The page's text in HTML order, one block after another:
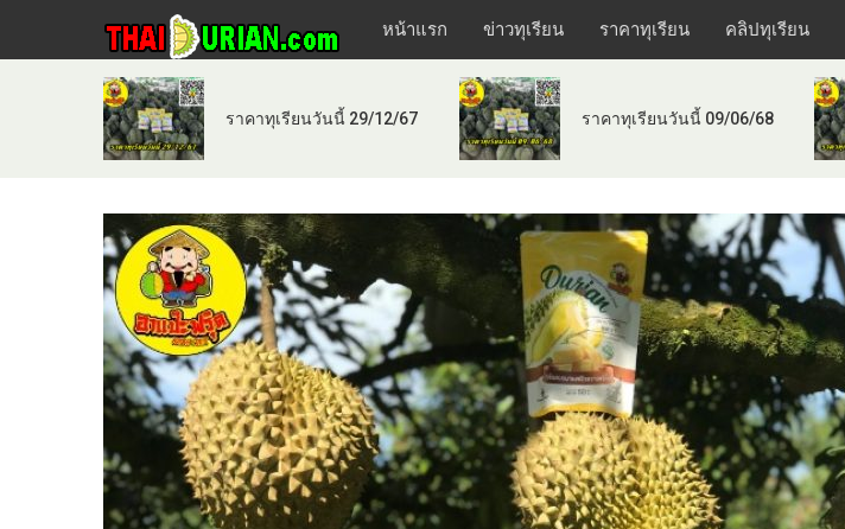
หน้าแรก ข่าวทุเรียน ราคาทุเรียน คลิปทุเรียน
ราคาทุเรียนวันนี้ 29/12/67 ราคาทุเรียนวันนี้ 09/06/68